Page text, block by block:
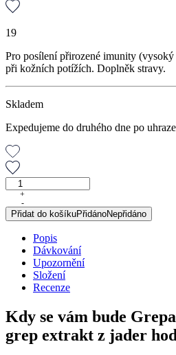
19
Pro posílení přirozené imunity
při kožních potížích. Doplněk stravy.
Skladem
Expedujeme do druhého dne po
GREPAVIT®
grep
extrakt
jader,
množství
+
-
Přidat do košíkuPřidánoNepřidáno
Popis
Dávkování
Upozornění
Složení
Recenze
Kdy se vám bude
grep extrakt z jader